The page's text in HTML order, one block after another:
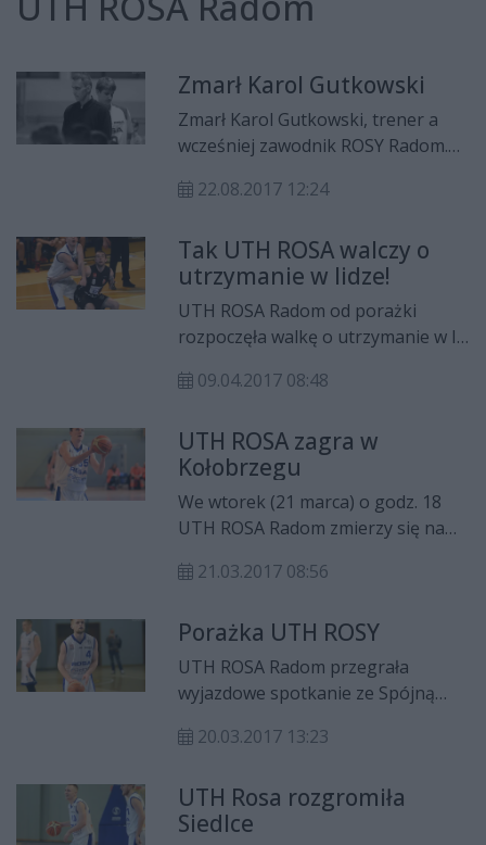
Zmarł Karol Gutkowski
Zmarł Karol Gutkowski, trener a
wcześniej zawodnik ROSY Radom.
nowotworową. Miał 36 lat.
22.08.2017 12:24
Tak UTH ROSA walczy o
utrzymanie w lidze!
UTH ROSA Radom od porażki
rozpoczęła walkę o utrzymanie w I
zaciętej pogoni minimalnie uległy
temat tego spotkania pisaliśmy
TUTAJ. Natomiast teraz
zapraszamy do obejrzenia galerii
zdjęć z tego pojedynku.
09.04.2017 08:48
UTH ROSA zagra w
Kołobrzegu
We wtorek (21 marca) o godz. 18
UTH ROSA Radom zmierzy się na
meczu 29. kolejki I ligi koszykarzy.
21.03.2017 08:56
Porażka UTH ROSY
UTH ROSA Radom przegrała
wyjazdowe spotkanie ze Spójną
przez Karola Gutkowskiego uległa
20.03.2017 13:23
UTH Rosa rozgromiła
Siedlce